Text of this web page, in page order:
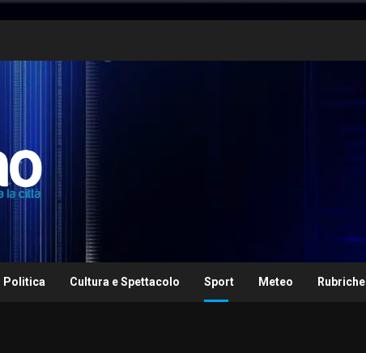
Politica Cultura e Spettacolo Sport Meteo Rubriche